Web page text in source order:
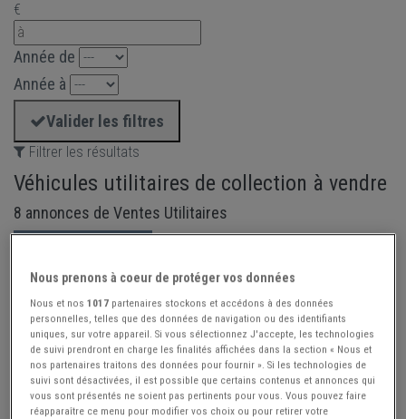
€
Année de
Année à
Valider les filtres
Filtrer les résultats
Véhicules utilitaires de collection à vendre
8 annonces de Ventes Utilitaires
Nous prenons à coeur de protéger vos données
Nous et nos1017 partenaires stockons et accédons à des données
personnelles, telles que des données de navigation ou des identifiants
uniques, sur votre appareil. Si vous sélectionnez J'accepte, les technologies
de suivi prendront en charge les finalités affichées dans la section « Nous et
nos partenaires traitons des données pour fournir ». Si les technologies de
suivi sont désactivées, il est possible que certains contenus et annonces qui
vous sont présentés ne soient pas pertinents pour vous. Vous pouvez faire
réapparaître ce menu pour modifier vos choix ou pour retirer votre